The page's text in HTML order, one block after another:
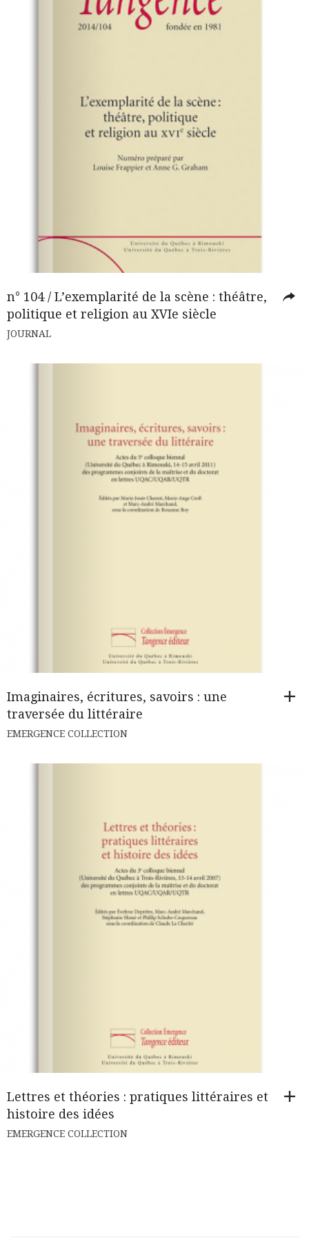
n° 104 / L’exemplarité de la scène : théâtre,
politique et religion au XVIe siècle
JOURNAL
Imaginaires, écritures, savoirs : une
traversée du littéraire
EMERGENCE COLLECTION
Lettres et théories : pratiques littéraires et
histoire des idées
EMERGENCE COLLECTION